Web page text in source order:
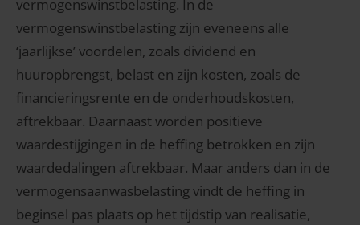
vermogenswinstbelasting. In de
vermogenswinstbelasting zijn eveneens alle
‘jaarlijkse’ voordelen, zoals dividend en
huuropbrengst, belast en zijn kosten, zoals de
financieringsrente en de onderhoudskosten,
aftrekbaar. Daarnaast worden positieve
waardestijgingen in de heffing betrokken en zijn
waardedalingen aftrekbaar. Maar anders dan in de
vermogensaanwasbelasting vindt de heffing in
beginsel pas plaats op het tijdstip van realisatie,